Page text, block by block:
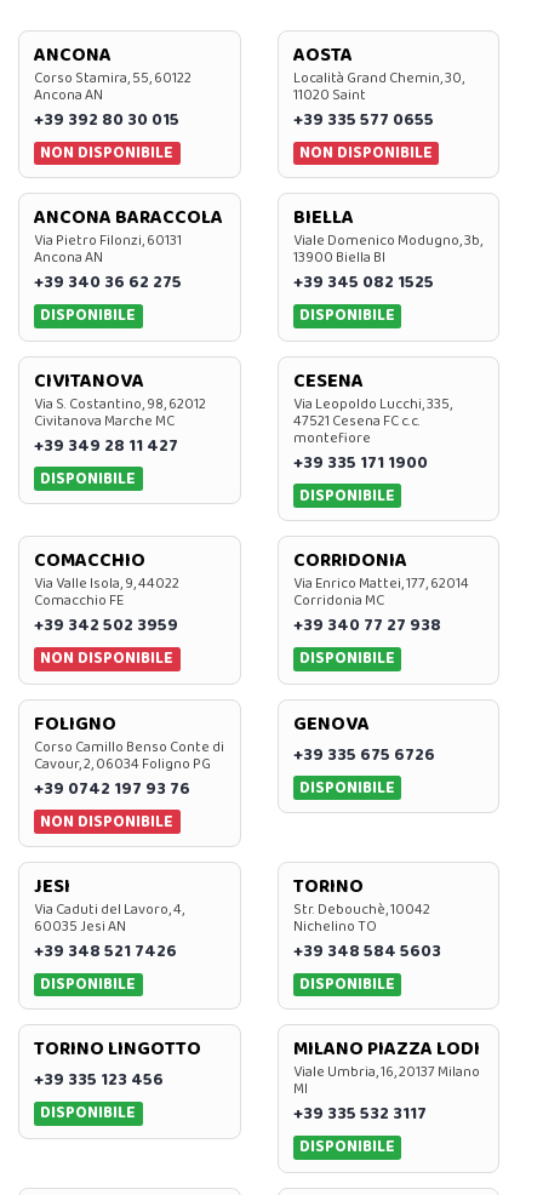
ANCONA
Corso Stamira, 55, 60122
Ancona AN
+39 392 80 30 015
NON DISPONIBILE
AOSTA
Località Grand Chemin, 30,
11020 Saint
+39 335 577 0655
NON DISPONIBILE
ANCONA BARACCOLA
Via Pietro Filonzi, 60131
Ancona AN
+39 340 36 62 275
DISPONIBILE
BIELLA
Viale Domenico Modugno, 3b,
13900 Biella BI
+39 345 082 1525
DISPONIBILE
CIVITANOVA
Via S. Costantino, 98, 62012
Civitanova Marche MC
+39 349 28 11 427
DISPONIBILE
CESENA
Via Leopoldo Lucchi, 335,
47521 Cesena FC c.c.
montefiore
+39 335 171 1900
DISPONIBILE
COMACCHIO
Via Valle Isola, 9, 44022
Comacchio FE
+39 342 502 3959
NON DISPONIBILE
CORRIDONIA
Via Enrico Mattei, 177, 62014
Corridonia MC
+39 340 77 27 938
DISPONIBILE
FOLIGNO
Corso Camillo Benso Conte di
Cavour, 2, 06034 Foligno PG
+39 0742 197 93 76
NON DISPONIBILE
GENOVA
+39 335 675 6726
DISPONIBILE
JESI
Via Caduti del Lavoro, 4,
60035 Jesi AN
+39 348 521 7426
DISPONIBILE
TORINO
Str. Debouchè, 10042
Nichelino TO
+39 348 584 5603
DISPONIBILE
TORINO LINGOTTO
+39 335 123 456
DISPONIBILE
MILANO PIAZZA LODI
Viale Umbria, 16, 20137 Milano
MI
+39 335 532 3117
DISPONIBILE